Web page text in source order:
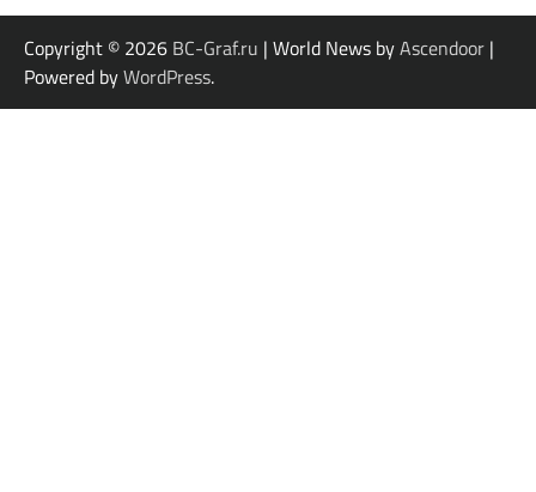
Copyright © 2026 BC-Graf.ru | World News byAscendoor |
Powered byWordPress.